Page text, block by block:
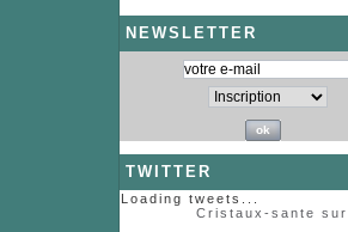
NEWSLETTER
TWITTER
Loading tweets...
Cristaux-sante